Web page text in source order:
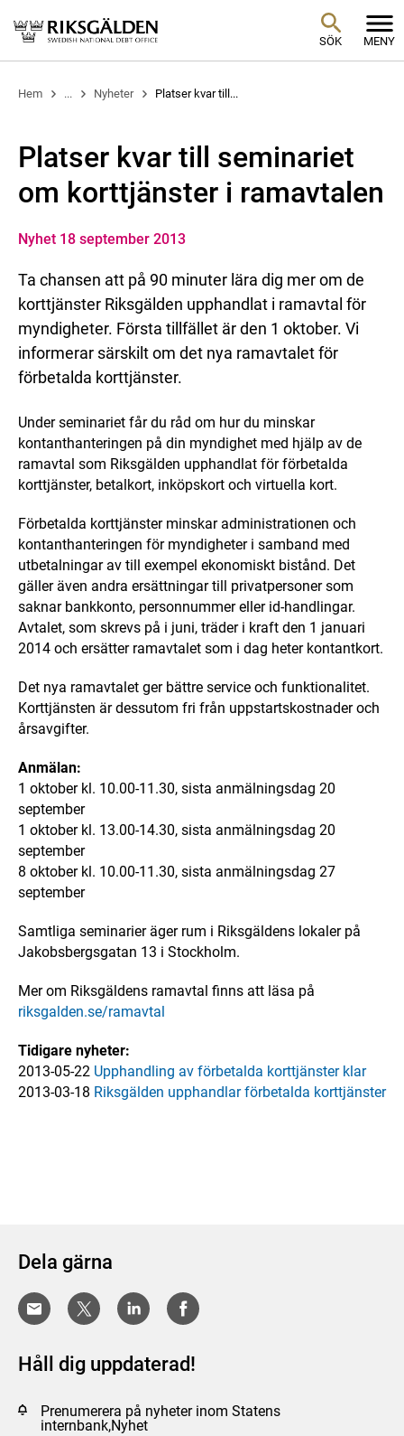
SÖK MENY
Hem ... Nyheter Platser kvar till...
Platser kvar till seminariet
om korttjänster i ramavtalen
Nyhet 18 september 2013
Ta chansen att på 90 minuter lära dig mer om de
korttjänster Riksgälden upphandlat i ramavtal för
myndigheter. Första tillfället är den 1 oktober. Vi
informerar särskilt om det nya ramavtalet för
förbetalda korttjänster.
Under seminariet får du råd om hur du minskar
kontanthanteringen på din myndighet med hjälp av de
ramavtal som Riksgälden upphandlat för förbetalda
korttjänster, betalkort, inköpskort och virtuella kort.
Förbetalda korttjänster minskar administrationen och
kontanthanteringen för myndigheter i samband med
utbetalningar av till exempel ekonomiskt bistånd. Det
gäller även andra ersättningar till privatpersoner som
saknar bankkonto, personnummer eller id-handlingar.
Avtalet, som skrevs på i juni, träder i kraft den 1 januari
2014 och ersätter ramavtalet som i dag heter kontantkort.
Det nya ramavtalet ger bättre service och funktionalitet.
Korttjänsten är dessutom fri från uppstartskostnader och
årsavgifter.
Anmälan:
1 oktober kl. 10.00-11.30, sista anmälningsdag 20
september
1 oktober kl. 13.00-14.30, sista anmälningsdag 20
september
8 oktober kl. 10.00-11.30, sista anmälningsdag 27
september
Samtliga seminarier äger rum i Riksgäldens lokaler på
Jakobsbergsgatan 13 i Stockholm.
Mer om Riksgäldens ramavtal finns att läsa på
riksgalden.se/ramavtal
Tidigare nyheter:
2013-05-22 Upphandling av förbetalda korttjänster klar
2013-03-18 Riksgälden upphandlar förbetalda korttjänster
Dela gärna
Håll dig uppdaterad!
Prenumerera på nyheter inom Statens
internbank,Nyhet